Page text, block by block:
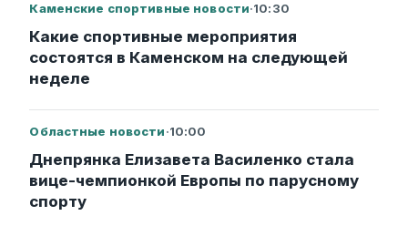
Каменские спортивные новости·10:30
Какие спортивные мероприятия
состоятся в Каменском на следующей
неделе
Областные новости·10:00
Днепрянка Елизавета Василенко стала
вице-чемпионкой Европы по парусному
спорту